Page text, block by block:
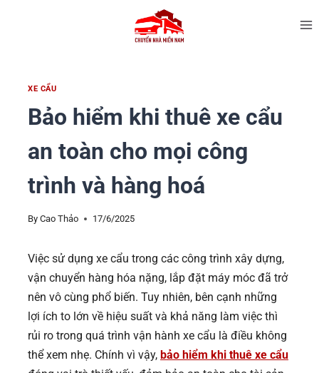
XE CẨU
Bảo hiểm khi thuê xe cẩu
an toàn cho mọi công
trình và hàng hoá
By Cao Thảo 17/6/2025
Việc sử dụng xe cẩu trong các công trình xây dựng,
vận chuyển hàng hóa nặng, lắp đặt máy móc đã trở
nên vô cùng phổ biến. Tuy nhiên, bên cạnh những
lợi ích to lớn về hiệu suất và khả năng làm việc thì
rủi ro trong quá trình vận hành xe cẩu là điều không
thể xem nhẹ. Chính vì vậy, bảo hiểm khi thuê xe cẩu